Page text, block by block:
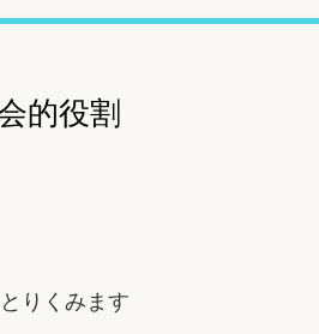
的役割
りくみます